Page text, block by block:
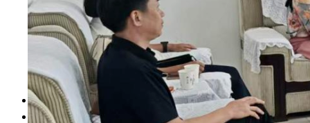
学生管理
学风建设
合作交流
其他信息
依申请公开
首页
搜索